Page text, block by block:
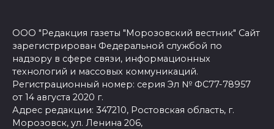
ООО "Редакция газеты "Морозовский вестник" Сайт
зарегистрирован Федеральной службой по
надзору в сфере связи, информационных
технологий и массовых коммуникаций.
Регистрационный номер: серия Эл № ФС77-78957
от 14 августа 2020 г.
Адрес редакции: 347210, Ростовская область, г.
Морозовск, ул. Ленина 206,